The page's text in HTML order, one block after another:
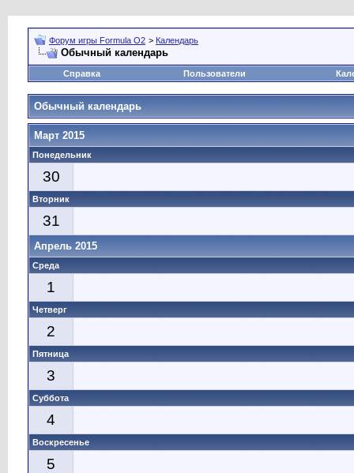
Форум игры Formula O2 > Календарь
Обычный календарь
Справка Пользователи
Обычный календарь
Март 2015
Понедельник
30
Вторник
31
Апрель 2015
Среда
1
Четверг
2
Пятница
3
Суббота
4
Воскресенье
5